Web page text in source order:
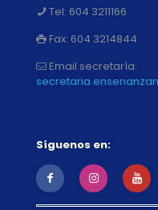
Tel: 604 3211166
Fax: 604 3214844
Email secretaría:
Síguenos en: